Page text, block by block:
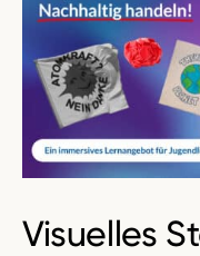
Visuelles